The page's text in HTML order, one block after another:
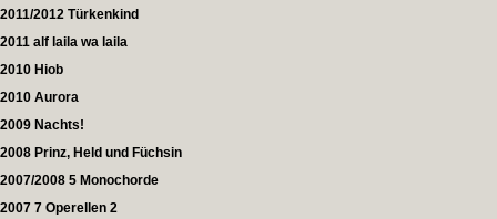
2011/2012 Türkenkind
2011 alf laila wa laila
2010 Hiob
2010 Aurora
2009 Nachts!
2008 Prinz, Held und Füchsin
2007/2008 5 Monochorde
2007 7 Operellen 2